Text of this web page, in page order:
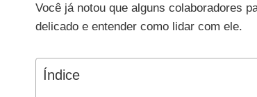
Você já notou que alguns colaboradores
delicado e entender como lidar com ele.
Índice